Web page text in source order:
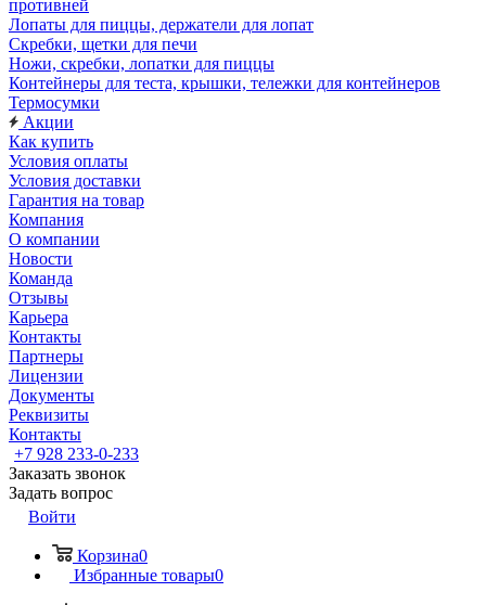
противней
Лопаты для пиццы, держатели для лопат
Скребки, щетки для печи
Ножи, скребки, лопатки для пиццы
Контейнеры для теста, крышки, тележки для контейнеров
Термосумки
Акции
Как купить
Условия оплаты
Условия доставки
Гарантия на товар
Компания
О компании
Новости
Команда
Отзывы
Карьера
Контакты
Партнеры
Лицензии
Документы
Реквизиты
Контакты
+7 928 233-0-233
Заказать звонок
Задать вопрос
Войти
Корзина0
Избранные товары0